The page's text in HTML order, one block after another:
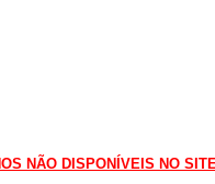
NÃO DISPONÍVEIS NO